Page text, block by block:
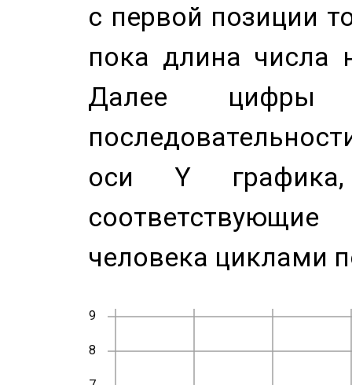
с первой позиции
пока длина числа
Далее цифры
оси Y
человека циклами